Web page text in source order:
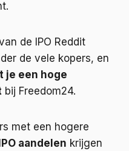
de IPO Reddit
de vele kopers, en
je een hoge
bij Freedom24.
met een hogere
aandelen krijgen